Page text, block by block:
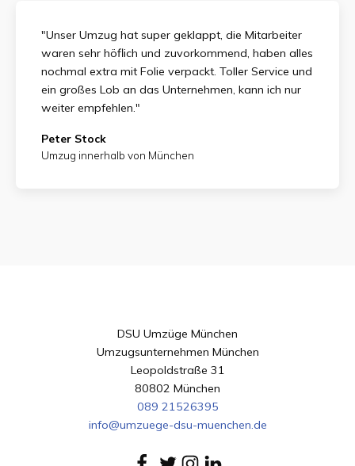
"Unser Umzug hat super geklappt, die Mitarbeiter
waren sehr höflich und zuvorkommend, haben alles
nochmal extra mit Folie verpackt. Toller Service und
ein großes Lob an das Unternehmen, kann ich nur
weiter empfehlen."
Peter Stock
Umzug innerhalb von München
DSU Umzüge München
Umzugsunternehmen München
Leopoldstraße 31
80802 München
089 21526395
info@umzuege-dsu-muenchen.de